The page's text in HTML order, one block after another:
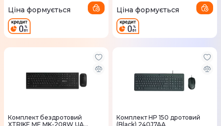
Ціна формується Ціна формується
Комплект бездротовий
XTRIKE ME MK-208W UA
Комплект HP 150 дротовий
(Black) 240J7AA